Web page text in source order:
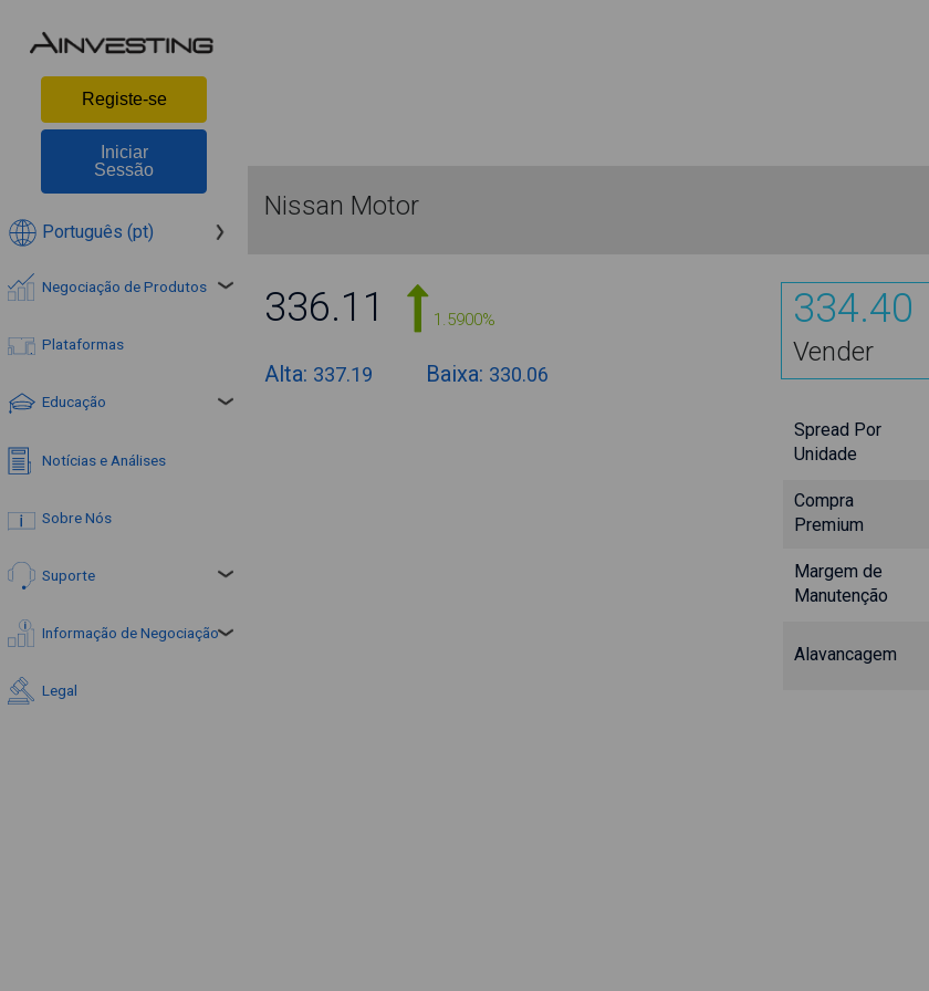
Registe-se
Iniciar
Sessão
Português (pt)
Negociação de Produtos
Plataformas
Educação
Notícias e Análises
Sobre Nós
Suporte
Informação de Negociação
Legal
Nissan Motor
336.11 1.5900%
Alta: 337.19 Baixa: 330.06
334.40
Vender
Spread Por
Unidade
Compra
Premium
Margem de
Manutenção
Alavancagem